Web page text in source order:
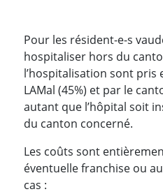
Introduction
Pour les résident-e-s
hospitaliser hors du
l’hospitalisation sont pris
LAMal (45%) et par le
autant que l’hôpital soit
du canton concerné.
Les coûts sont
éventuelle franchise ou
cas :